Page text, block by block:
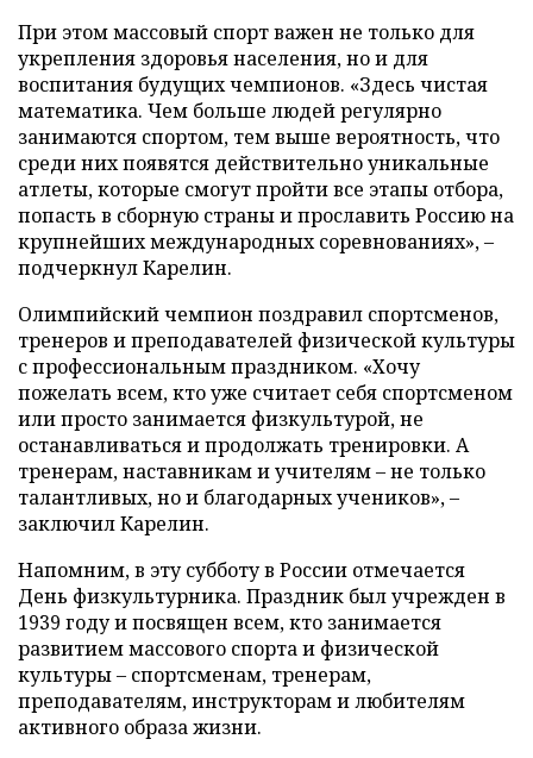
При этом массовый спорт важен не только для
укрепления здоровья населения, но и для
воспитания будущих чемпионов. «Здесь чистая
математика. Чем больше людей регулярно
занимаются спортом, тем выше вероятность, что
среди них появятся действительно уникальные
атлеты, которые смогут пройти все этапы отбора,
попасть в сборную страны и прославить Россию на
крупнейших международных соревнованиях», –
подчеркнул Карелин.
Олимпийский чемпион поздравил спортсменов,
тренеров и преподавателей физической культуры
с профессиональным праздником. «Хочу
пожелать всем, кто уже считает себя спортсменом
или просто занимается физкультурой, не
останавливаться и продолжать тренировки. А
тренерам, наставникам и учителям – не только
талантливых, но и благодарных учеников», –
заключил Карелин.
Напомним, в эту субботу в России отмечается
День физкультурника. Праздник был учрежден в
1939 году и посвящен всем, кто занимается
развитием массового спорта и физической
культуры – спортсменам, тренерам,
преподавателям, инструкторам и любителям
активного образа жизни.